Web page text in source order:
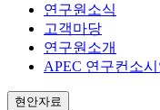
연구원소식
고객마당
연구원소개
APEC 연구컨소시
현안자료